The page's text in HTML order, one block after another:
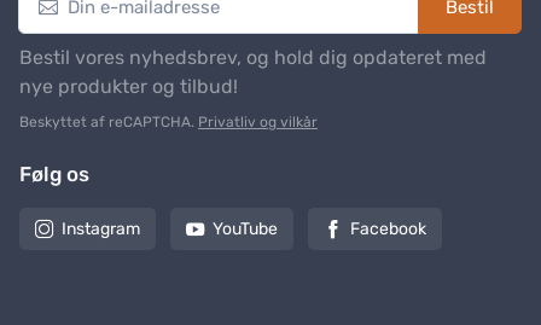
Bestil
Bestil vores nyhedsbrev, og hold dig opdateret med
nye produkter og tilbud!
Beskyttet af reCAPTCHA. Privatliv og vilkår
Følg os
Instagram YouTube Facebook